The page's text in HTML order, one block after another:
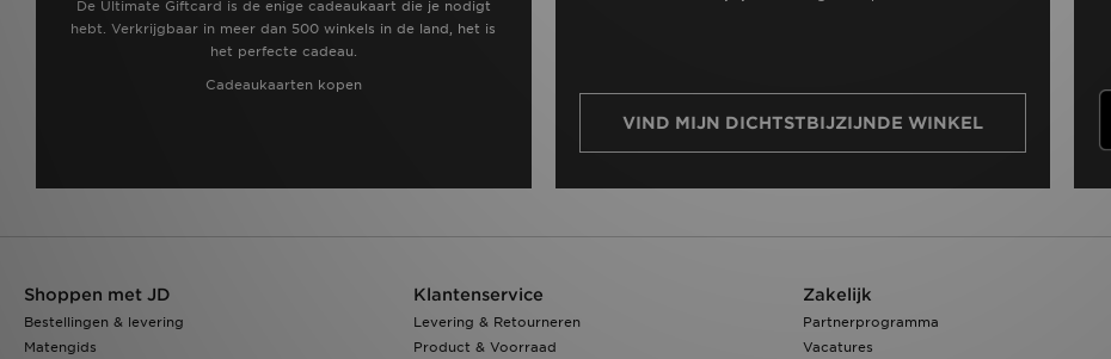
De Ultimate Giftcard is de enige cadeaukaart die je nodigt
hebt. Verkrijgbaar in meer dan 500 winkels in de land, het is
het perfecte cadeau.
Cadeaukaarten kopen
VIND MIJN DICHTSTBIJZIJNDE WINKEL
Shoppen met JD
Bestellingen & levering
Matengids
Klantenservice
Levering & Retourneren
Product & Voorraad
Zakelijk
Partnerprogramma
Vacatures